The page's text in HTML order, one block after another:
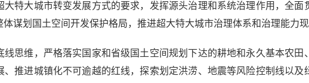
大城市转变发展方式的要求，发挥源头治理和系统治理作用，全面
谋划国土空间开发保护格局，推进超大特大城市治理体系和治理能力
维，严格落实国家和省级国土空间规划下达的耕地和永久基本农田
、推进城镇化不可逾越的红线，探索划定洪涝、地震等风险控制线以